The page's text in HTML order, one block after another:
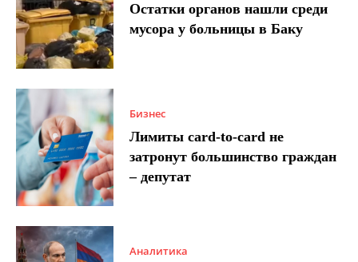
Остатки органов нашли среди
мусора у больницы в Баку
Бизнес
Лимиты card-to-card не
затронут большинство граждан
– депутат
Аналитика